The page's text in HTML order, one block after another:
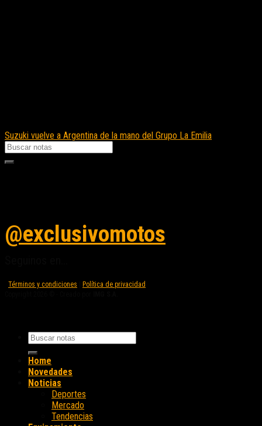
Suzuki vuelve a Argentina de la mano del Grupo La Emilia
@exclusivomotos
Términos y condiciones
Política de privacidad
Home
Novedades
Noticias
Deportes
Mercado
Tendencias